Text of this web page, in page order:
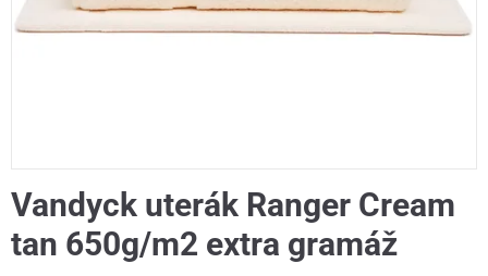
Vandyck uterák Ranger Cream
tan 650g/m2 extra gramáž